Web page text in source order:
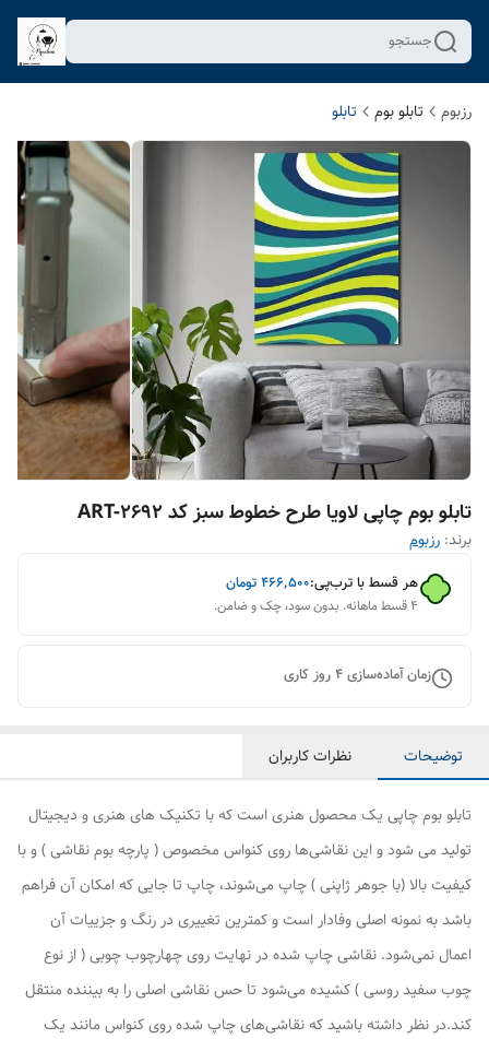
جستجو
رزبوم تابلو بوم تابلو
تابلو بوم چاپی لاویا طرح خطوط سبز کد ART-2692
برند: رزبوم
هر قسط با ترب‌پی:۴۶۶٬۵۰۰تومان
۴ قسط ماهانه. بدون سود، چک و ضامن.
زمان آماده‌سازی4روز کاری
توضیحات نظرات کاربران
تابلو بوم چاپی یک محصول هنری است که با تکنیک های هنری و دیجیتال
تولید می شود و این نقاشی‌ها روی کنواس مخصوص ( پارچه بوم نقاشی ) و با
کیفیت بالا (با جوهر ژاپنی ) چاپ می‌شوند، چاپ تا جایی که امکان آن فراهم
باشد به نمونه اصلی وفادار است و کمترین تغییری در رنگ و جزییات آن
اعمال نمی‌شود. نقاشی چاپ شده در نهایت روی چهارچوب چوبی ( از نوع
چوب سفید روسی ) کشیده می‌شود تا حس نقاشی اصلی را به بیننده منتقل
کند.در نظر داشته باشید که نقاشی‌های چاپ شده روی کنواس مانند یک